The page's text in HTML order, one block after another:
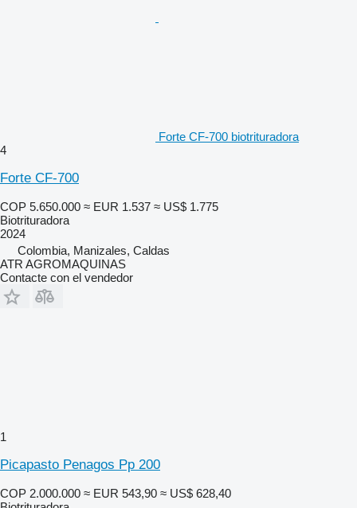
Forte CF-700 biotrituradora
4
Forte CF-700
COP 5.650.000 ≈ EUR 1.537 ≈ US$ 1.775
Biotrituradora
2024
Colombia, Manizales, Caldas
ATR AGROMAQUINAS
Contacte con el vendedor
1
Picapasto Penagos Pp 200
COP 2.000.000 ≈ EUR 543,90 ≈ US$ 628,40